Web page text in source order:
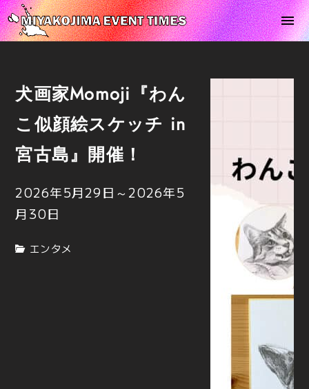
犬画家Momoji『わん
こ似顔絵スケッチ in
宮古島』開催！
2026年5月29日 ～2026年5
月30日
エンタメ